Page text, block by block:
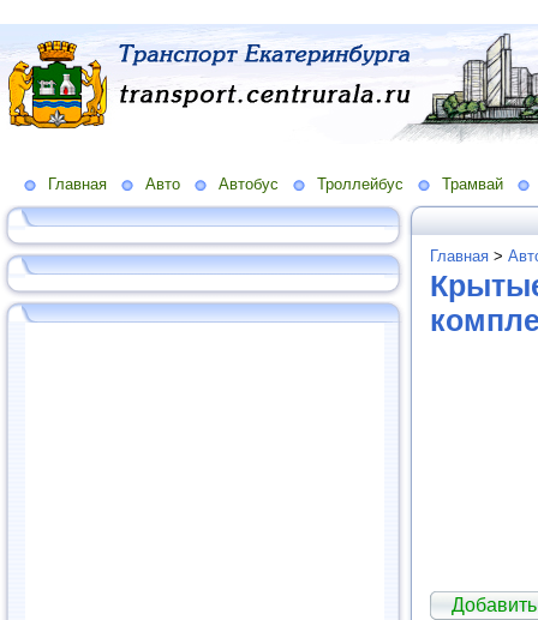
Главная Авто Автобус Троллейбус Трамвай
Главная >